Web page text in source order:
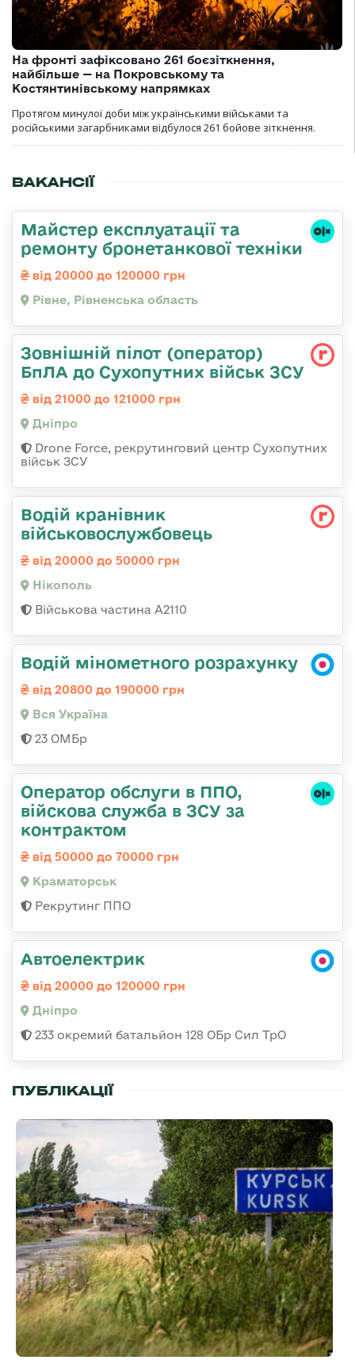
На фронті зафіксовано 261 боєзіткнення,
найбільше — на Покровському та
Костянтинівському напрямках
Протягом минулої доби між українськими військами та
російськими загарбниками відбулося 261 бойове зіткнення.
ВАКАНСІЇ
Майстер експлуатації та
ремонту бронетанкової техніки
від 20000 до 120000 грн
Рівне, Рівненська область
Зовнішній пілот (оператор)
БпЛА до Сухопутних військ ЗСУ
від 21000 до 121000 грн
Дніпро
Drone Force, рекрутинговий центр Сухопутних
військ ЗСУ
Водій кранівник
військовослужбовець
від 20000 до 50000 грн
Нікополь
Військова частина А2110
Водій мінометного розрахунку
від 20800 до 190000 грн
Вся Україна
23 ОМБр
Оператор обслуги в ППО,
війскова служба в ЗСУ за
контрактом
від 50000 до 70000 грн
Краматорськ
Рекрутинг ППО
Автоелектрик
від 20000 до 120000 грн
Дніпро
233 окремий батальйон 128 ОБр Сил ТрО
ПУБЛІКАЦІЇ